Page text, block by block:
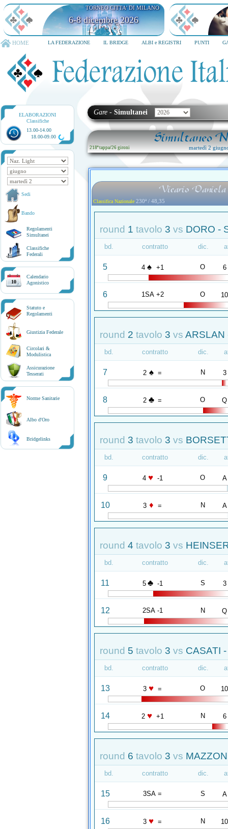
TORNEO CITTA' DI MILANO
6-8 dicembre 2026
HOME LA FEDERAZIONE IL BRIDGE ALBI e REGISTRI PUNTI
ELABORAZIONI
Classifiche
13.00-14.00
18.00-09.00
Sedi
Bando
Regolamenti
Simultanei
Classifiche
Federali
10
Calendario
Agonistico
Statuto e
Regolamenti
Giustizia Federale
Circolari &
Modulistica
Assicurazione
Tesserati
Norme Sanitarie
Albo d'Oro
Bridgelinks
Gare - Simultanei
Simultaneo
218ª tappa/26 gironi martedì 2
Vicario Daniela
Classifica Nazionale 230ª / 48,35
round 1 tavolo 3 vs DORO -
bd. contratto dic.
5 4 ♠ +1 O 6
6 1SA +2 O 10
round 2 tavolo 3 vs ARSLAN
bd. contratto dic.
7 2 ♠ = N 3
8 2 ♣ = O Q
round 3 tavolo 3 vs
bd. contratto dic.
9 4 ♥ -1 O A
10 3 ♦ = N A
round 4 tavolo 3 vs
bd. contratto dic.
11 5 ♣ -1 S 3
12 2SA -1 N Q
round 5 tavolo 3 vs CASATI
bd. contratto dic.
13 3 ♥ = O 10
14 2 ♥ +1 N 6
round 6 tavolo 3 vs
bd. contratto dic.
15 3SA = S A
16 3 ♥ = N 10